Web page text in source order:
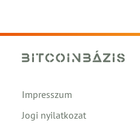
Impresszum
Jogi nyilatkozat